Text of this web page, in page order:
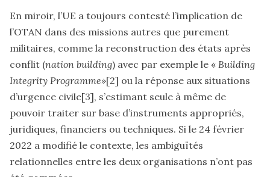
En miroir, l’UE a toujours contesté l’implication de
l’OTAN dans des missions autres que purement
militaires, comme la reconstruction des états après
conflit (nation building) avec par exemple le « Building
Integrity Programme»[2] ou la réponse aux situations
d’urgence civile[3], s’estimant seule à même de
pouvoir traiter sur base d’instruments appropriés,
juridiques, financiers ou techniques. Si le 24 février
2022 a modifié le contexte, les ambiguïtés
relationnelles entre les deux organisations n’ont pas